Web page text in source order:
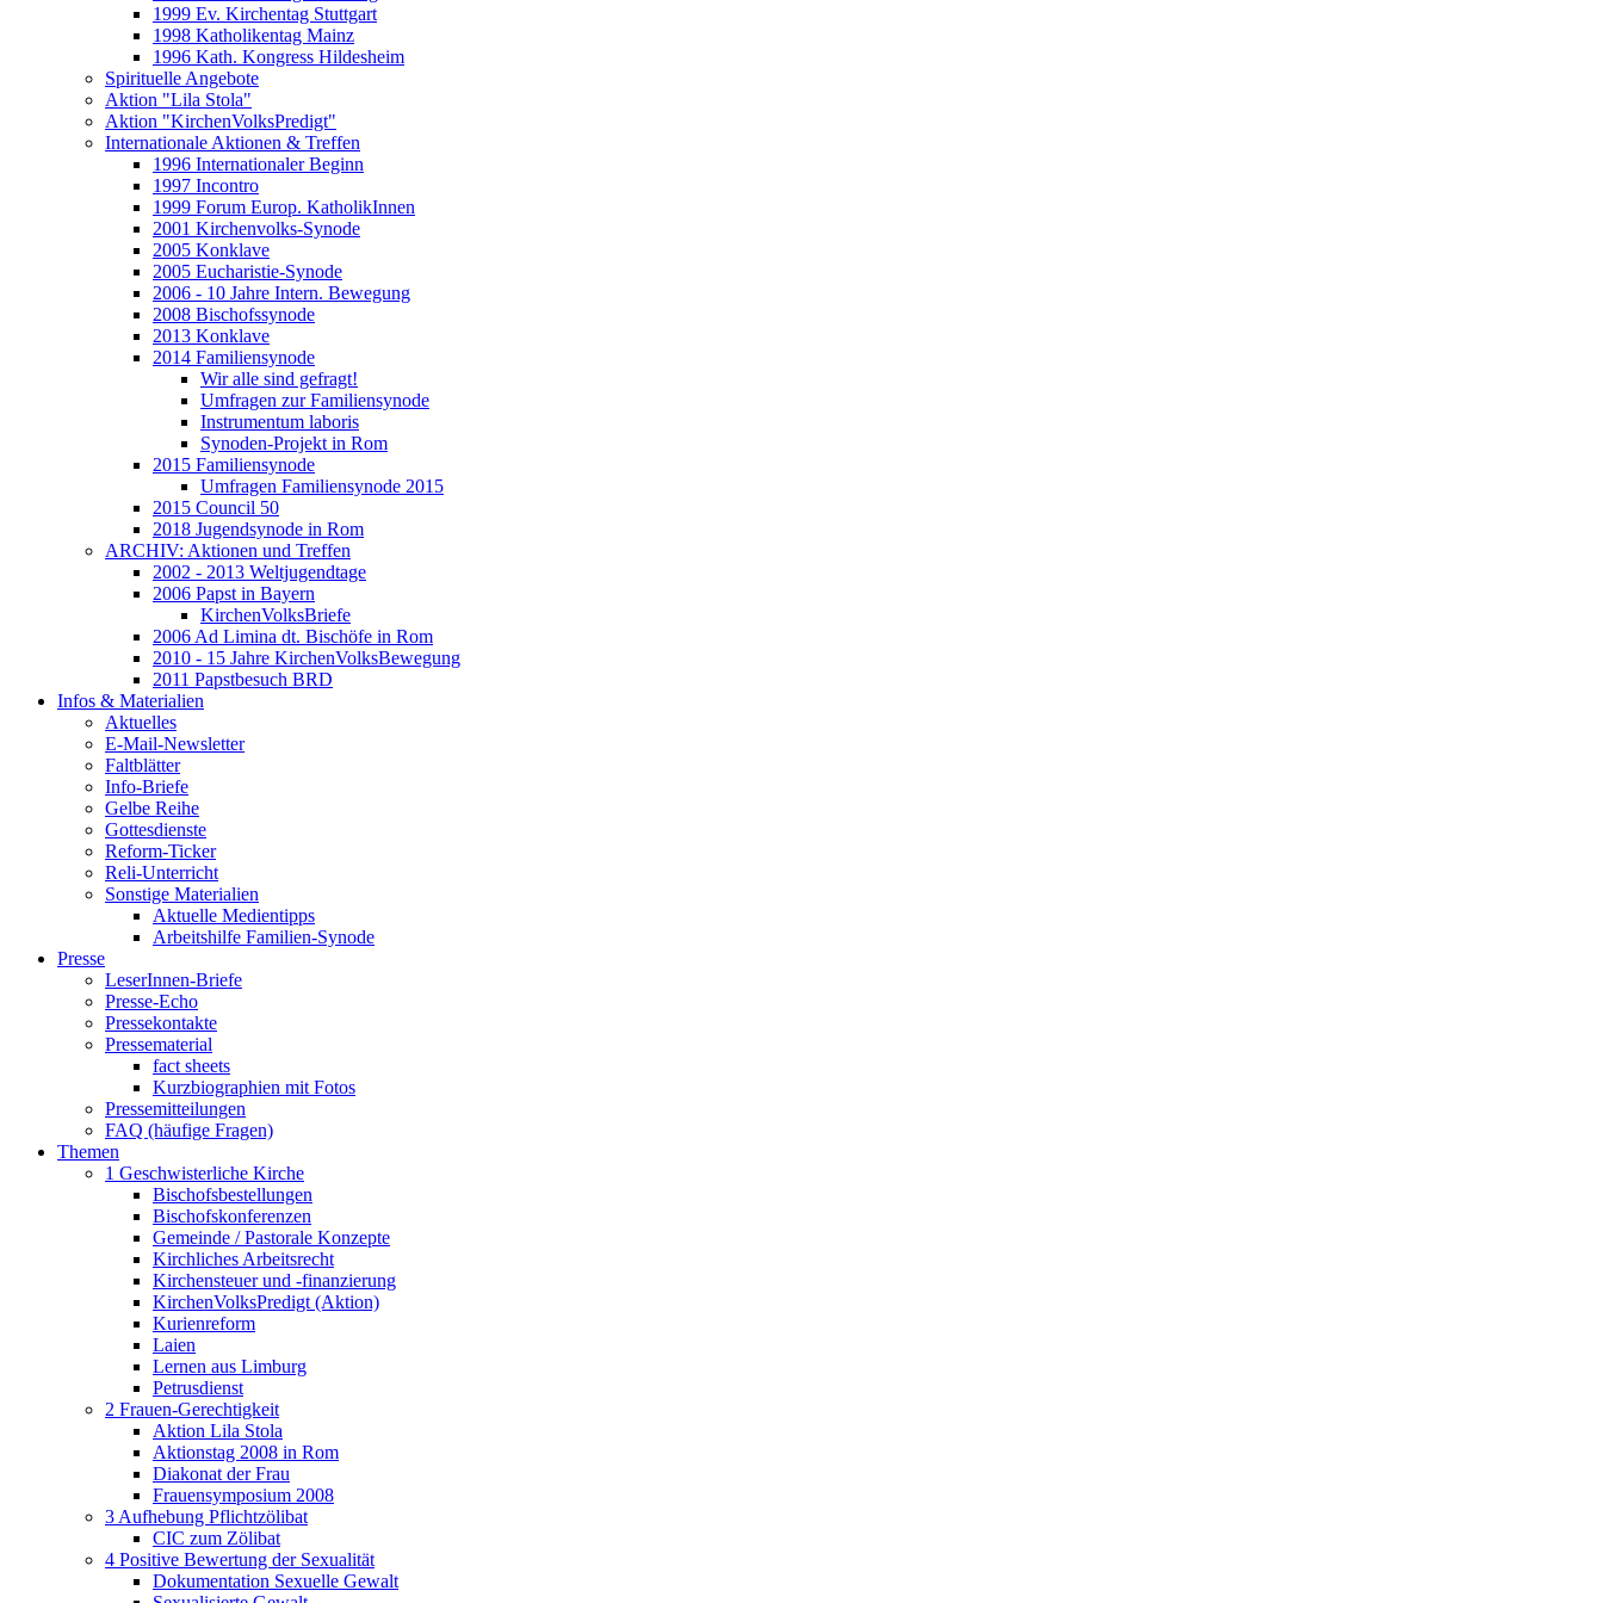
1999 Ev. Kirchentag Stuttgart
1998 Katholikentag Mainz
1996 Kath. Kongress Hildesheim
Spirituelle Angebote
Aktion "Lila Stola"
Aktion "KirchenVolksPredigt"
Internationale Aktionen & Treffen
1996 Internationaler Beginn
1997 Incontro
1999 Forum Europ. KatholikInnen
2001 Kirchenvolks-Synode
2005 Konklave
2005 Eucharistie-Synode
2006 - 10 Jahre Intern. Bewegung
2008 Bischofssynode
2013 Konklave
2014 Familiensynode
Wir alle sind gefragt!
Umfragen zur Familiensynode
Instrumentum laboris
Synoden-Projekt in Rom
2015 Familiensynode
Umfragen Familiensynode 2015
2015 Council 50
2018 Jugendsynode in Rom
ARCHIV: Aktionen und Treffen
2002 - 2013 Weltjugendtage
2006 Papst in Bayern
KirchenVolksBriefe
2006 Ad Limina dt. Bischöfe in Rom
2010 - 15 Jahre KirchenVolksBewegung
2011 Papstbesuch BRD
Infos & Materialien
Aktuelles
E-Mail-Newsletter
Faltblätter
Info-Briefe
Gelbe Reihe
Gottesdienste
Reform-Ticker
Reli-Unterricht
Sonstige Materialien
Aktuelle Medientipps
Arbeitshilfe Familien-Synode
Presse
LeserInnen-Briefe
Presse-Echo
Pressekontakte
Pressematerial
fact sheets
Kurzbiographien mit Fotos
Pressemitteilungen
FAQ (häufige Fragen)
Themen
1 Geschwisterliche Kirche
Bischofsbestellungen
Bischofskonferenzen
Gemeinde / Pastorale Konzepte
Kirchliches Arbeitsrecht
Kirchensteuer und -finanzierung
KirchenVolksPredigt (Aktion)
Kurienreform
Laien
Lernen aus Limburg
Petrusdienst
2 Frauen-Gerechtigkeit
Aktion Lila Stola
Aktionstag 2008 in Rom
Diakonat der Frau
Frauensymposium 2008
3 Aufhebung Pflichtzölibat
CIC zum Zölibat
4 Positive Bewertung der Sexualität
Dokumentation Sexuelle Gewalt